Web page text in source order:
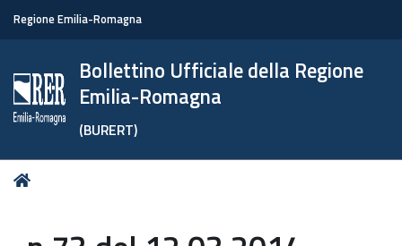
Regione Emilia-Romagna
Bollettino Ufficiale della Regione
Emilia-Romagna
(BURERT)
Tu